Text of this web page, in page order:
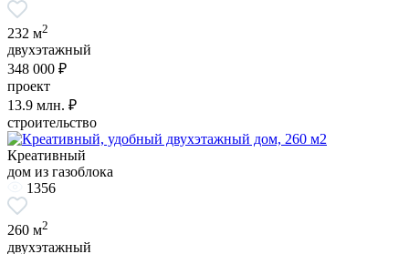
232 м2
двухэтажный
348 000 ₽
проект
13.9 млн. ₽
строительство
Креативный
дом из газоблока
1356
260 м2
двухэтажный